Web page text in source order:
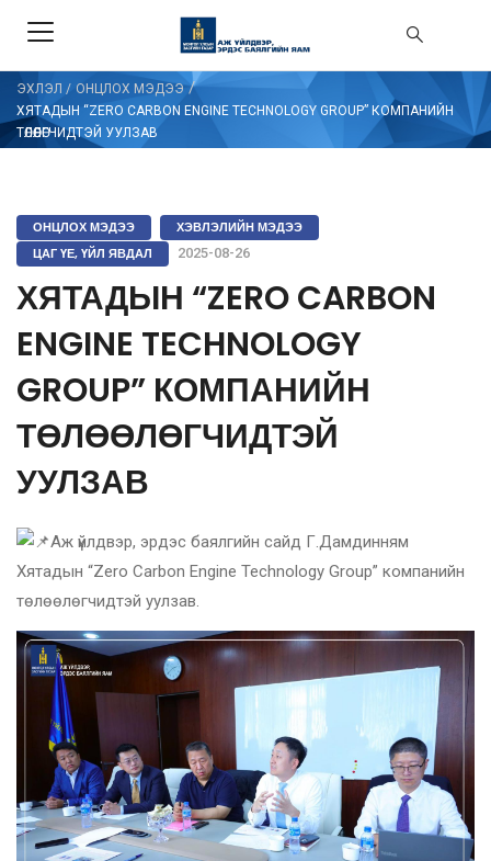
ЭХЛЭЛ / ОНЦЛОХ МЭДЭЭ/
ХЯТАДЫН “ZERO CARBON ENGINE TECHNOLOGY GROUP” КОМПАНИЙН
ТӨЛӨӨЛӨГЧИДТЭЙ УУЛЗАВ
ОНЦЛОХ МЭДЭЭ
ХЭВЛЭЛИЙН МЭДЭЭ
ЦАГ ҮЕ, ҮЙЛ ЯВДАЛ
2025-08-26
ХЯТАДЫН “ZERO CARBON
ENGINE TECHNOLOGY
GROUP” КОМПАНИЙН
ТӨЛӨӨЛӨГЧИДТЭЙ
УУЛЗАВ
Аж үйлдвэр, эрдэс баялгийн сайд Г.Дамдинням
Хятадын “Zero Carbon Engine Technology Group” компанийн
төлөөлөгчидтэй уулзав.